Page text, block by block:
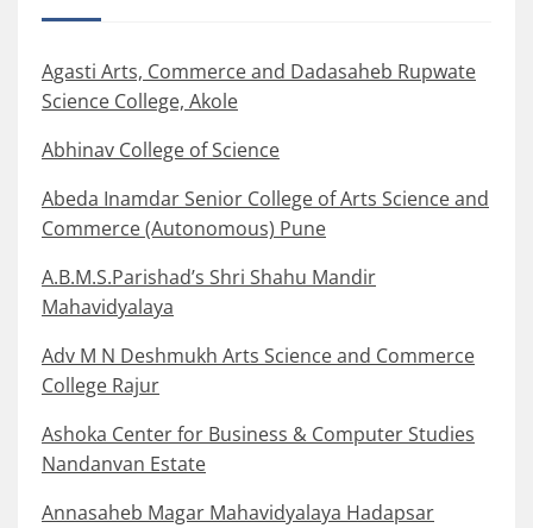
Agasti Arts, Commerce and Dadasaheb Rupwate
Science College, Akole
Abhinav College of Science
Abeda Inamdar Senior College of Arts Science and
Commerce (Autonomous) Pune
A.B.M.S.Parishad’s Shri Shahu Mandir
Mahavidyalaya
Adv M N Deshmukh Arts Science and Commerce
College Rajur
Ashoka Center for Business & Computer Studies
Nandanvan Estate
Annasaheb Magar Mahavidyalaya Hadapsar